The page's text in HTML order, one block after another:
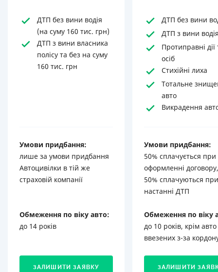
ДТП без вини водія
(на суму 160 тис. грн)
ДТП з вини власника
полісу та без на суму
160 тис. грн
ДТП без вини
ДТП з вини
Протиправні дії
осіб
Стихійні лиха
Тотальне
авто
Викрадення
Умови придбання:
лише за умови придбання
Автоцивілки в тій же
страховій компанії
Умови придбання:
50% сплачується при
оформленні
50% сплачуються при
настанні ДТП
Обмеження по віку авто:
до 14 років
Обмеження по віку
до 10 років, крім авто
ввезених з-за
ЗАЛИШИТИ ЗАЯВКУ ЗАЛИШИТИ